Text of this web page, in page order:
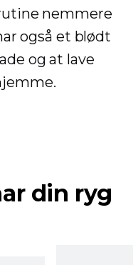
nemmere
også et blødt
og at lave
din ryg